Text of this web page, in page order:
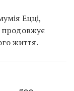
Ецці,
продовжує
життя.